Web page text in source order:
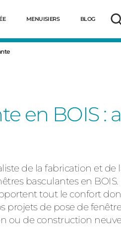
Démarrer
MENUISIERS BLOG
en BOIS
de la fabrication et de
basculantes en
tout le confort
projets de pose de
ou de construction